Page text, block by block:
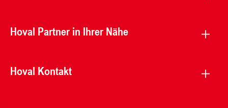
Hoval Partner in Ihrer Nähe
Hoval Kontakt